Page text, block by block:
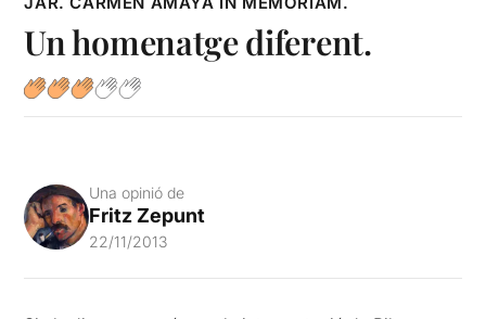
Un homenatge diferent.
Una opinió de
Fritz Zepunt
22/11/2013